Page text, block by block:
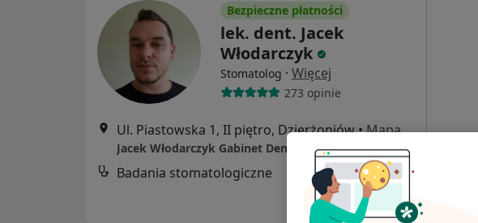
Bezpieczne płatności
lek. dent. Jacek
Włodarczyk
Stomatolog · Więcej
273 opinie
Ul. Piastowska 1, II piętro, Dzierżoniów•Mapa
Jacek Włodarczyk Gabinet Dentystyczny
Badania stomatologiczne od 100 zł